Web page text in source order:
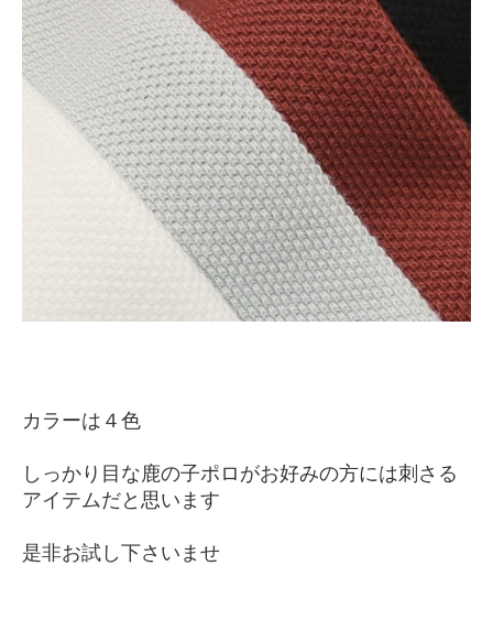
カラーは４色
しっかり目な鹿の子ポロがお好みの方には刺さる
アイテムだと思います
是非お試し下さいませ